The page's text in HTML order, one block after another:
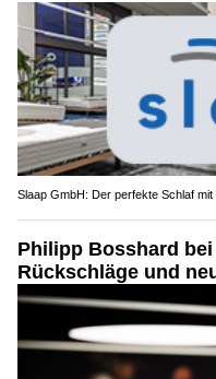
Slaap GmbH: Der perfekte Schlaf
Philipp Bosshard
Rückschläge und